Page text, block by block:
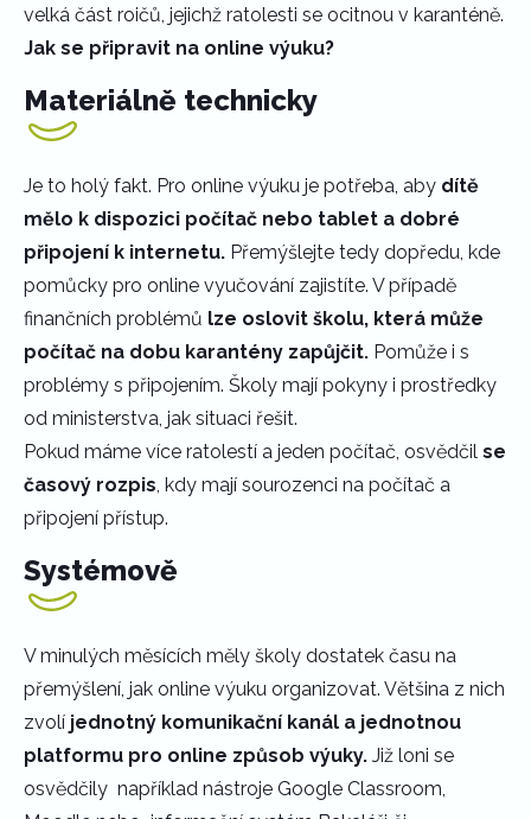
velká část roičů, jejichž ratolesti se ocitnou v karanténě.
Jak se připravit na online výuku?
Materiálně technicky
Je to holý fakt. Pro online výuku je potřeba, aby dítě
mělo k dispozici počítač nebo tablet a dobré
připojení k internetu. Přemýšlejte tedy dopředu, kde
pomůcky pro online vyučování zajistíte. V případě
finančních problémů lze oslovit školu, která může
počítač na dobu karantény zapůjčit. Pomůže i s
problémy s připojením. Školy mají pokyny i prostředky
od ministerstva, jak situaci řešit.
Pokud máme více ratolestí a jeden počítač, osvědčil se
časový rozpis, kdy mají sourozenci na počítač a
připojení přístup.
Systémově
V minulých měsících měly školy dostatek času na
přemýšlení, jak online výuku organizovat. Většina z nich
zvolí jednotný komunikační kanál a jednotnou
platformu pro online způsob výuky. Již loni se
osvědčily například nástroje Google Classroom,